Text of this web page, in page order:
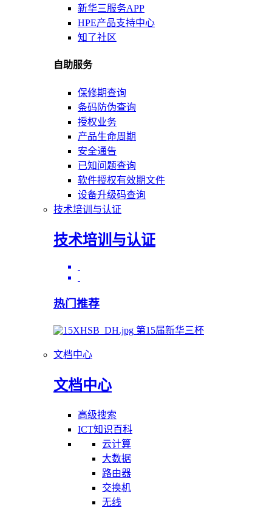
新华三服务APP
HPE产品支持中心
知了社区
自助服务
保修期查询
条码防伪查询
授权业务
产品生命周期
安全通告
已知问题查询
软件授权有效期文件
设备升级码查询
技术培训与认证
技术培训与认证
热门推荐
第15届新华三杯
文档中心
文档中心
高级搜索
ICT知识百科
云计算
大数据
路由器
交换机
无线